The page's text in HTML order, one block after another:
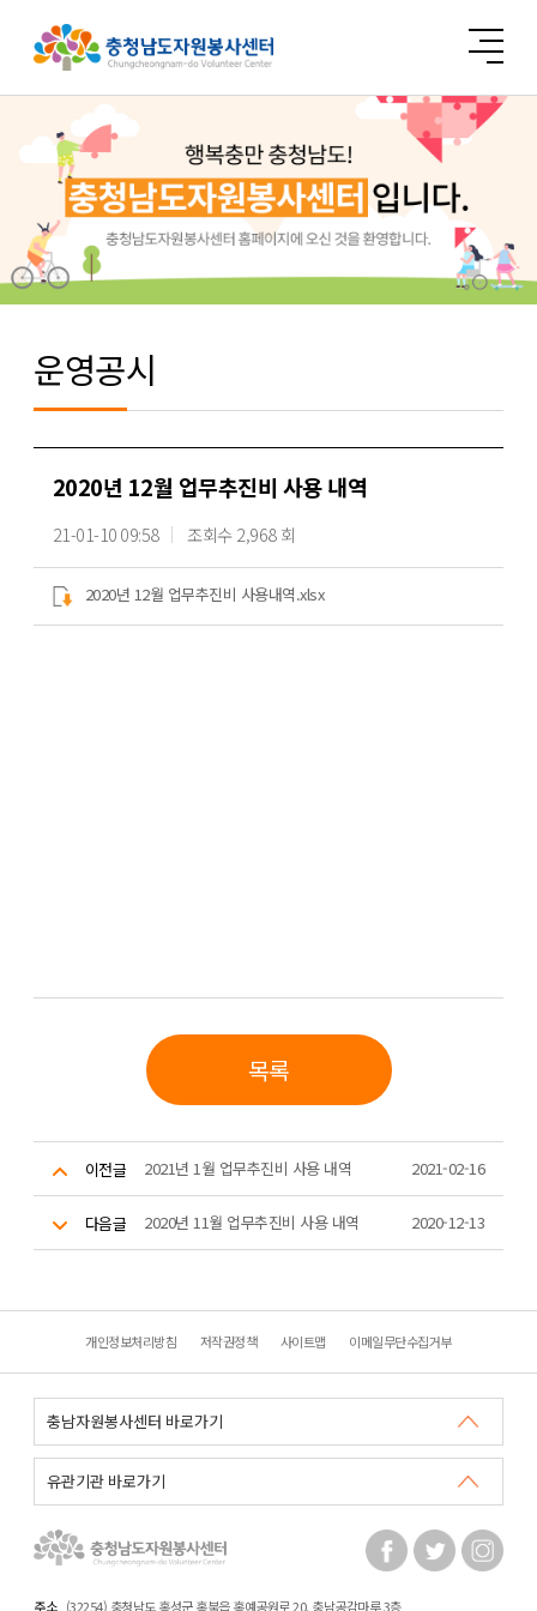
운영공시
2020년 12월 업무추진비 사용 내역
21-01-10 09:58 조회수 2,968 회
2020년 12월 업무추진비 사용내역.xlsx
목록
이전글 2021년 1월 업무추진비 사용 내역 2021-02-16
다음글 2020년 11월 업무추진비 사용 내역 2020-12-13
개인정보처리방침 저작권정책 사이트맵 이메일무단수집거부
주소 (32254) 충청남도 홍성군 홍북읍 홍예공원로 20. 충남공감마루 3층